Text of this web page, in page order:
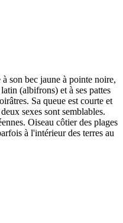
son bec jaune à pointe noire,
(albifrons) et à ses pattes
Sa queue est courte et
sexes sont semblables.
Oiseau côtier des plages
à l'intérieur des terres au